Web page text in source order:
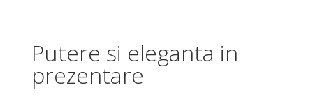
Putere si eleganta in
prezentare